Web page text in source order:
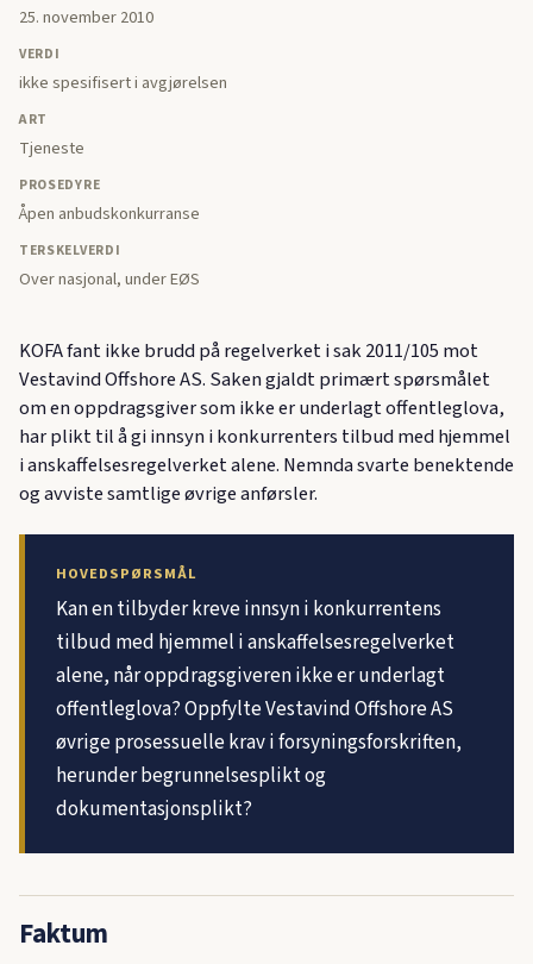
25. november 2010
VERDI
ikke spesifisert i avgjørelsen
ART
Tjeneste
PROSEDYRE
Åpen anbudskonkurranse
TERSKELVERDI
Over nasjonal, under EØS
KOFA fant ikke brudd på regelverket i sak 2011/105 mot
Vestavind Offshore AS. Saken gjaldt primært spørsmålet
om en oppdragsgiver som ikke er underlagt offentleglova,
har plikt til å gi innsyn i konkurrenters tilbud med hjemmel
i anskaffelsesregelverket alene. Nemnda svarte benektende
og avviste samtlige øvrige anførsler.
HOVEDSPØRSMÅL
Kan en tilbyder kreve innsyn i konkurrentens
tilbud med hjemmel i anskaffelsesregelverket
alene, når oppdragsgiveren ikke er underlagt
offentleglova? Oppfylte Vestavind Offshore AS
øvrige prosessuelle krav i forsyningsforskriften,
herunder begrunnelsesplikt og
dokumentasjonsplikt?
Faktum